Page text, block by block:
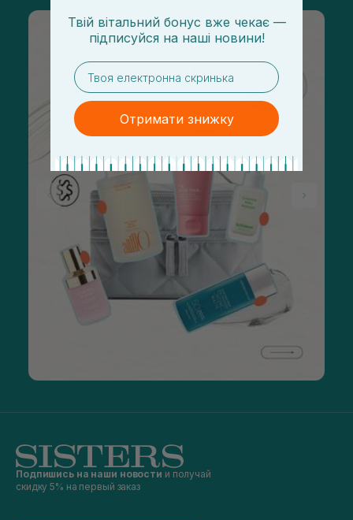
Подпишись на наши новости и получай
скидку 5% на первый заказ
Твій вітальний бонус вже чекає —
підписуйся на наші новини!
email
Отримати знижку